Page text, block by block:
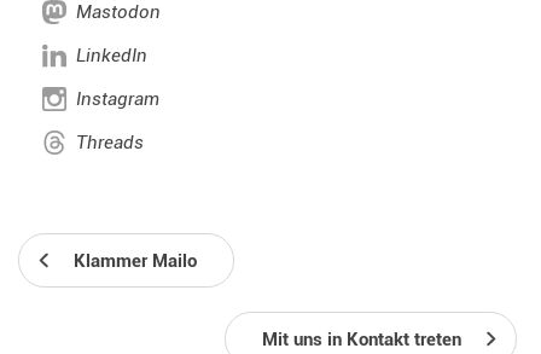
Mastodon
LinkedIn
Instagram
Threads
Klammer Mailo
Mit uns in Kontakt treten